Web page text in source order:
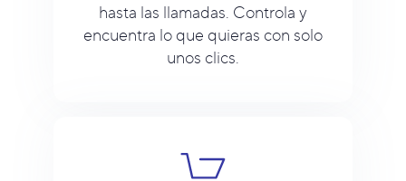
hasta las llamadas. Controla y
encuentra lo que quieras con solo
unos clics.